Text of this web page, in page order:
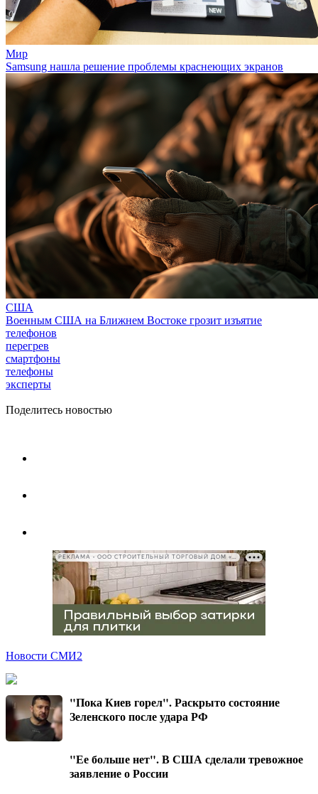
Мир
Samsung нашла решение проблемы краснеющих экранов
США
Военным США на Ближнем Востоке грозит изъятие
телефонов
перегрев
смартфоны
телефоны
эксперты
Поделитесь новостью
РЕКЛАМА • ООО СТРОИТЕЛЬНЫЙ ТОРГОВЫЙ ДОМ «ПЕТРОВИЧ», ИНН 7802348846
Новости СМИ2
"Пока Киев горел". Раскрыто состояние
Зеленского после удара РФ
"Ее больше нет". В США сделали тревожное
заявление о России